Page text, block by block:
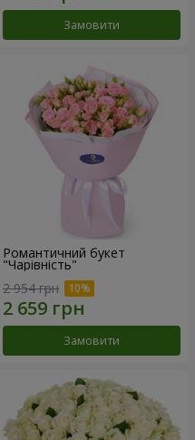
Замовити
Романтичний букет
"Чарівність"
2 954 грн
Замовити